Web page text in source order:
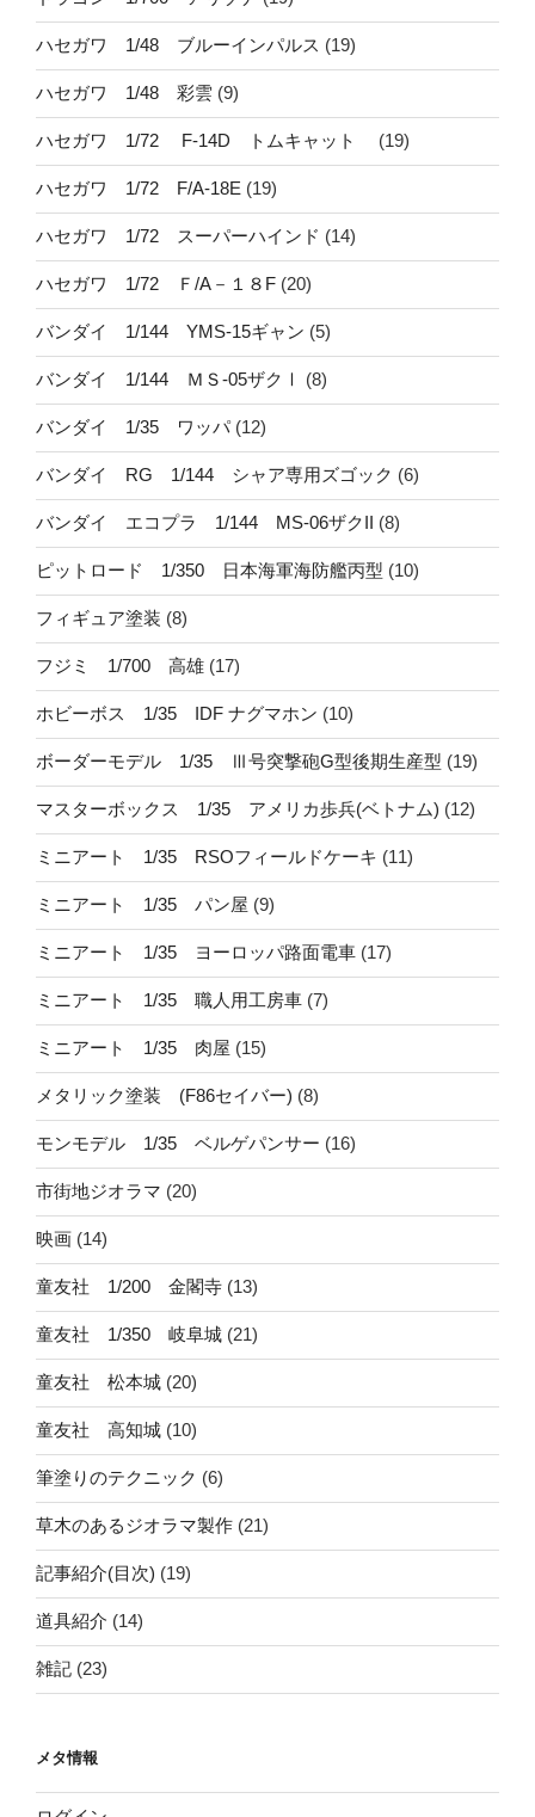
ハセガワ 1/48 ブルーインパルス (19)
ハセガワ 1/48 彩雲 (9)
ハセガワ 1/72 F-14D トムキャット (19)
ハセガワ 1/72 F/A-18E (19)
ハセガワ 1/72 スーパーハインド (14)
ハセガワ 1/72 Ｆ/A－１８F (20)
バンダイ 1/144 YMS-15ギャン (5)
バンダイ 1/144 ＭＳ-05ザクⅠ (8)
バンダイ 1/35 ワッパ(12)
バンダイ RG 1/144 シャア専用ズゴック (6)
バンダイ エコプラ 1/144 MS-06ザクII (8)
ピットロード 1/350 日本海軍海防艦丙型 (10)
フィギュア塗装 (8)
フジミ 1/700 高雄 (17)
ホビーボス 1/35 IDF ナグマホン (10)
ボーダーモデル 1/35 Ⅲ号突撃砲G型後期生産型 (19)
マスターボックス 1/35 アメリカ歩兵(ベトナム) (12)
ミニアート 1/35 RSOフィールドケーキ (11)
ミニアート 1/35 パン屋 (9)
ミニアート 1/35 ヨーロッパ路面電車 (17)
ミニアート 1/35 職人用工房車 (7)
ミニアート 1/35 肉屋 (15)
メタリック塗装 (F86セイバー) (8)
モンモデル 1/35 ベルゲパンサー (16)
市街地ジオラマ (20)
映画 (14)
童友社 1/200 金閣寺 (13)
童友社 1/350 岐阜城 (21)
童友社 松本城 (20)
童友社 高知城 (10)
筆塗りのテクニック (6)
草木のあるジオラマ製作 (21)
記事紹介(目次) (19)
道具紹介 (14)
雑記 (23)
メタ情報